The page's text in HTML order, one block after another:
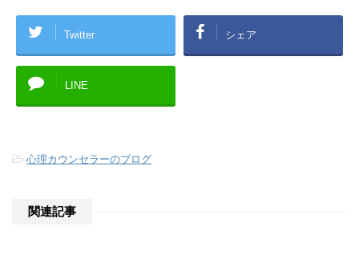
Twitter シェア
LINE
-心理カウンセラーのブログ
関連記事